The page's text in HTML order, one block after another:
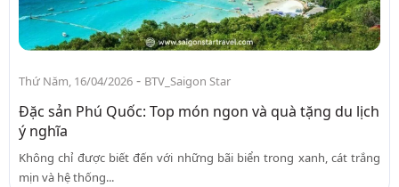
Thứ Năm, 16/04/2026 - BTV_Saigon Star
Đặc sản Phú Quốc: Top món ngon và quà tặng du lịch
ý nghĩa
Không chỉ được biết đến với những bãi biển trong xanh, cát trắng
mịn và hệ thống...